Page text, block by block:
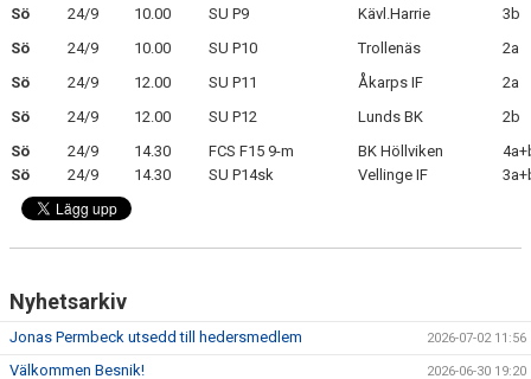
Sö
24/9 10.00 SU P9 Kävl.Harrie
3b
Sö
24/9 10.00 SU P10 Trollenäs
2a
Sö
24/9 12.00 SU P11 Åkarps IF
2a
Sö
24/9 12.00 SU P12 Lunds BK
2b
Sö
24/9 14.30 FCS F15 9-m BK Höllviken
Sö
24/9 14.30 SU P14sk Vellinge IF
Nyhetsarkiv
Jonas Permbeck utsedd till hedersmedlem 2026-07-02 11:56
Välkommen Besnik! 2026-06-30 19:20